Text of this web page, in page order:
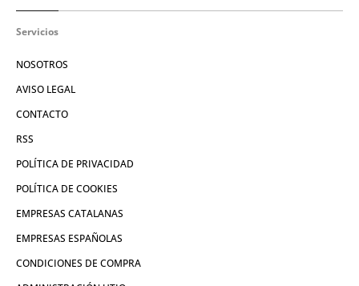
Servicios
NOSOTROS
AVISO LEGAL
CONTACTO
RSS
POLÍTICA DE PRIVACIDAD
POLÍTICA DE COOKIES
EMPRESAS CATALANAS
EMPRESAS ESPAÑOLAS
CONDICIONES DE COMPRA